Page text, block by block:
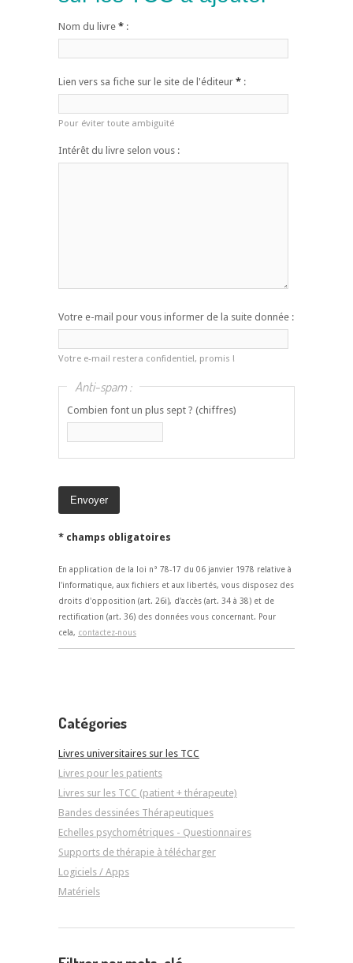
Nom du livre * :
Lien vers sa fiche sur le site de l'éditeur * :
Pour éviter toute ambiguïté
Intérêt du livre selon vous :
Votre e-mail pour vous informer de la suite donnée :
Votre e-mail restera confidentiel, promis !
Anti-spam :
Combien font un plus sept ? (chiffres)
* champs obligatoires
En application de la loi n° 78-17 du 06 janvier 1978 relative à
l'informatique, aux fichiers et aux libertés, vous disposez des
droits d'opposition (art. 26i), d'accès (art. 34 à 38) et de
rectification (art. 36) des données vous concernant. Pour
cela, contactez-nous
Catégories
Livres universitaires sur les TCC
Livres pour les patients
Livres sur les TCC (patient + thérapeute)
Bandes dessinées Thérapeutiques
Echelles psychométriques - Questionnaires
Supports de thérapie à télécharger
Logiciels / Apps
Matériels